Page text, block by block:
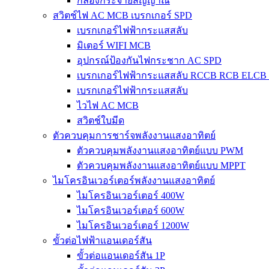
สวิตช์ไฟ AC MCB เบรกเกอร์ SPD
เบรกเกอร์ไฟฟ้ากระแสสลับ
มิเตอร์ WIFI MCB
อุปกรณ์ป้องกันไฟกระชาก AC SPD
เบรกเกอร์ไฟฟ้ากระแสสลับ RCCB RCB ELCB
เบรกเกอร์ไฟฟ้ากระแสสลับ
ไวไฟ AC MCB
สวิตช์ใบมีด
ตัวควบคุมการชาร์จพลังงานแสงอาทิตย์
ตัวควบคุมพลังงานแสงอาทิตย์แบบ PWM
ตัวควบคุมพลังงานแสงอาทิตย์แบบ MPPT
ไมโครอินเวอร์เตอร์พลังงานแสงอาทิตย์
ไมโครอินเวอร์เตอร์ 400W
ไมโครอินเวอร์เตอร์ 600W
ไมโครอินเวอร์เตอร์ 1200W
ขั้วต่อไฟฟ้าแอนเดอร์สัน
ขั้วต่อแอนเดอร์สัน 1P